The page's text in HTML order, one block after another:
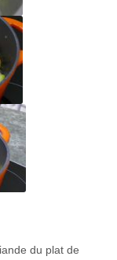
du plat de